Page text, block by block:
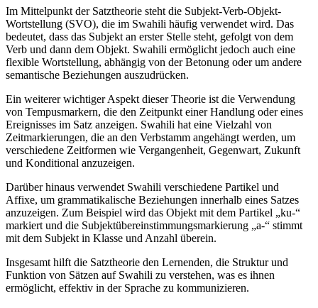
Im Mittelpunkt der Satztheorie steht die Subjekt-Verb-Objekt-
Wortstellung (SVO), die im Swahili häufig verwendet wird. Das
bedeutet, dass das Subjekt an erster Stelle steht, gefolgt von dem
Verb und dann dem Objekt. Swahili ermöglicht jedoch auch eine
flexible Wortstellung, abhängig von der Betonung oder um andere
semantische Beziehungen auszudrücken.
Ein weiterer wichtiger Aspekt dieser Theorie ist die Verwendung
von Tempusmarkern, die den Zeitpunkt einer Handlung oder eines
Ereignisses im Satz anzeigen. Swahili hat eine Vielzahl von
Zeitmarkierungen, die an den Verbstamm angehängt werden, um
verschiedene Zeitformen wie Vergangenheit, Gegenwart, Zukunft
und Konditional anzuzeigen.
Darüber hinaus verwendet Swahili verschiedene Partikel und
Affixe, um grammatikalische Beziehungen innerhalb eines Satzes
anzuzeigen. Zum Beispiel wird das Objekt mit dem Partikel „ku-“
markiert und die Subjektübereinstimmungsmarkierung „a-“ stimmt
mit dem Subjekt in Klasse und Anzahl überein.
Insgesamt hilft die Satztheorie den Lernenden, die Struktur und
Funktion von Sätzen auf Swahili zu verstehen, was es ihnen
ermöglicht, effektiv in der Sprache zu kommunizieren.